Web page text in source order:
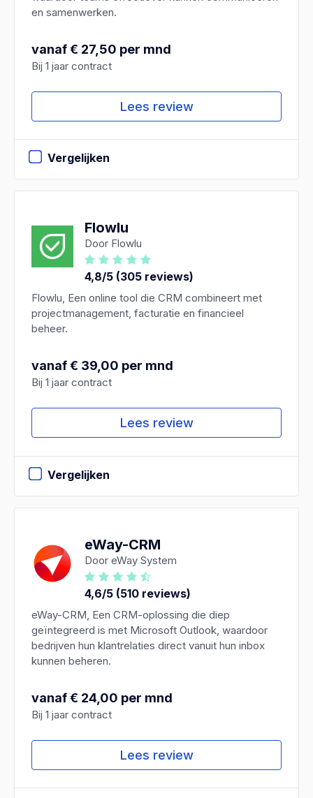
en samenwerken.
vanaf € 27,50 per mnd
Bij 1 jaar contract
Lees review
Vergelijken
Flowlu
Door Flowlu
4,8/5 (305 reviews)
Flowlu, Een online tool die CRM combineert met
projectmanagement, facturatie en financieel
beheer.
vanaf € 39,00 per mnd
Bij 1 jaar contract
Lees review
Vergelijken
eWay-CRM
Door eWay System
4,6/5 (510 reviews)
eWay-CRM, Een CRM-oplossing die diep
geïntegreerd is met Microsoft Outlook, waardoor
bedrijven hun klantrelaties direct vanuit hun inbox
kunnen beheren.
vanaf € 24,00 per mnd
Bij 1 jaar contract
Lees review